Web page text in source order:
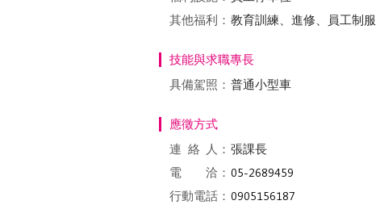
其他福利： 教育訓練、進修、員工制服
技能與求職專長
具備駕照： 普通小型車
應徵方式
連絡
人： 張課長
電 洽：
行動電話：